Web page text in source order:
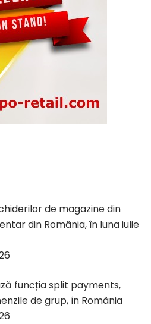
de magazine din
din România, în luna iulie
funcția split payments,
de grup, în România